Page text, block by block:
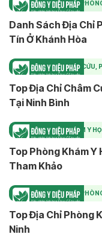
DANH SÁCH ĐỊA CHỈ
Danh Sách Địa Chỉ
Tín Ở Khánh Hòa
TOP ĐỊA CHỈ CHÂM CỨU,
Top Địa Chỉ Châm
Tại Ninh Bình
TOP PHÒNG KHÁM Y
Top Phòng Khám Y
Tham Khảo
TOP ĐỊA CHỈ
Top Địa Chỉ Phòng
Ninh